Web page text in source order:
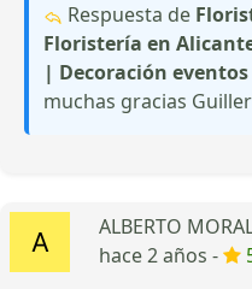
Respuesta de
Floristería en
| Decoración eventos
muchas gracias
ALBERTO
hace 2 años -